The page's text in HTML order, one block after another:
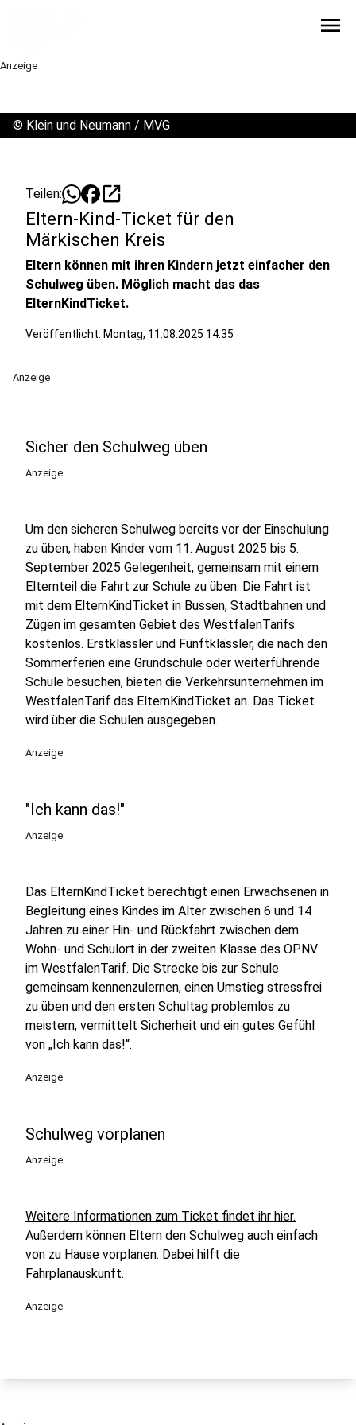
menu
Anzeige
© Klein und Neumann / MVG
Teilen: open_in_new
Eltern-Kind-Ticket für den
Märkischen Kreis
Eltern können mit ihren Kindern jetzt einfacher den
Schulweg üben. Möglich macht das das
ElternKindTicket.
Veröffentlicht: Montag, 11.08.2025 14:35
Anzeige
Sicher den Schulweg üben
Anzeige
Um den sicheren Schulweg bereits vor der Einschulung
zu üben, haben Kinder vom 11. August 2025 bis 5.
September 2025 Gelegenheit, gemeinsam mit einem
Elternteil die Fahrt zur Schule zu üben. Die Fahrt ist
mit dem ElternKindTicket in Bussen, Stadtbahnen und
Zügen im gesamten Gebiet des WestfalenTarifs
kostenlos. Erstklässler und Fünftklässler, die nach den
Sommerferien eine Grundschule oder weiterführende
Schule besuchen, bieten die Verkehrsunternehmen im
WestfalenTarif das ElternKindTicket an. Das Ticket
wird über die Schulen ausgegeben.
Anzeige
"Ich kann das!"
Anzeige
Das ElternKindTicket berechtigt einen Erwachsenen in
Begleitung eines Kindes im Alter zwischen 6 und 14
Jahren zu einer Hin- und Rückfahrt zwischen dem
Wohn- und Schulort in der zweiten Klasse des ÖPNV
im WestfalenTarif. Die Strecke bis zur Schule
gemeinsam kennenzulernen, einen Umstieg stressfrei
zu üben und den ersten Schultag problemlos zu
meistern, vermittelt Sicherheit und ein gutes Gefühl
von „Ich kann das!“.
Anzeige
Schulweg vorplanen
Anzeige
Weitere Informationen zum Ticket findet ihr hier.
Außerdem können Eltern den Schulweg auch einfach
von zu Hause vorplanen. Dabei hilft die
Fahrplanauskunft.
Anzeige